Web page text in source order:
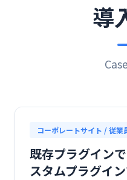
導
コーポレートサイト / 従
既存プラグイン
スタムプラグイ